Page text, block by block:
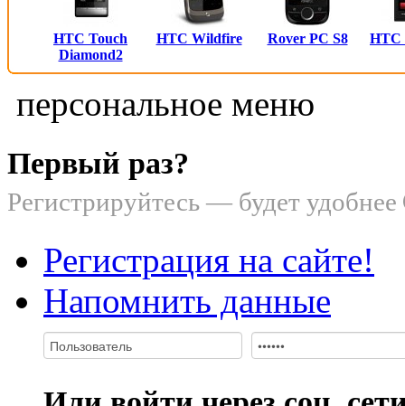
HTC Touch
Diamond2
HTC Wildfire Rover PC S8 HTC
персональное меню
Первый раз?
Регистрируйтесь — будет удобнее
Регистрация на сайте!
Напомнить данные